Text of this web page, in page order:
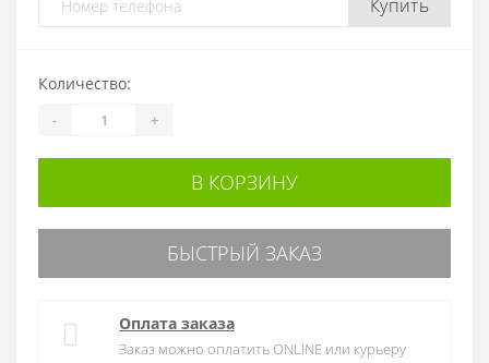
Купить
Количество:
- +
В КОРЗИНУ
БЫСТРЫЙ ЗАКАЗ
Оплата заказа
Заказ можно оплатить ONLINE или курьеру